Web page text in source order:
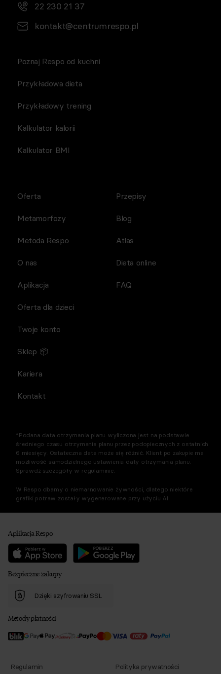
22 230 21 37
kontakt@centrumrespo.pl
Poznaj Respo od kuchni
Przykładowa dieta
Przykładowy trening
Kalkulator kalorii
Kalkulator BMI
Oferta
Metamorfozy
Metoda Respo
O nas
Aplikacja
Przepisy
Blog
Atlas
Dieta online
FAQ
Oferta dla dzieci
Twoje konto
Sklep 📦
Kariera
Kontakt
*Podana data otrzymania planu wyliczona jest na podstawie
średniego czasu otrzymania planu przez podopiecznych z ostatnich
6 miesięcy. Ostateczna data może się różnić. Klient po zakupie ma
możliwość samodzielnego ustawienia daty otrzymania planu.
Sprawdź szczegóły w regulaminie.
W Respo dbamy o niemarnowanie żywności, dlatego niektóre
grafiki potraw zostały wygenerowane przy użyciu AI.
Aplikacja Respo
Bezpieczne zakupy
Dzięki szyfrowaniu SSL
Metody płatności
Regulamin Polityka prywatności